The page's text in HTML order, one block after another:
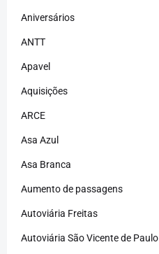
Aniversários
ANTT
Apavel
Aquisições
ARCE
Asa Azul
Asa Branca
Aumento de passagens
Autoviária Freitas
Autoviária São Vicente de Paulo